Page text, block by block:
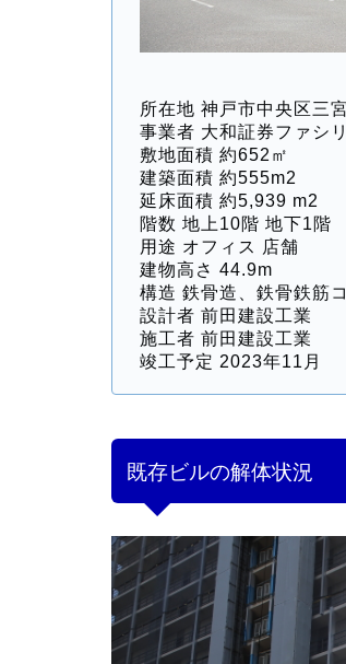
所在地 神戸市中央区三
事業者 大和証券ファシ
敷地面積 約652㎡
建築面積 約555m2
延床面積 約5,939 m2
階数 地上10階 地下1階
用途 オフィス 店舗
建物⾼さ 44.9m
構造 鉄骨造、鉄骨鉄筋
設計者 前田建設工業
施工者 前田建設工業
竣工予定 2023年11月
既存ビルの解体状況